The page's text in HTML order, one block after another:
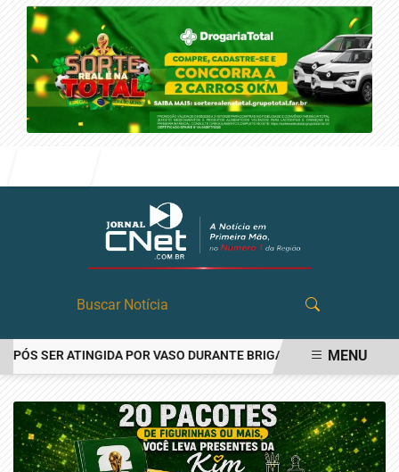
ATINGIDA POR VASO DURANTE BRIGA FAMILIAR EM ANGATUBA
MENU